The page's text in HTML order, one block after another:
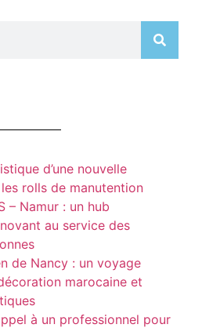
d’une nouvelle
rolls de manutention
– Namur : un hub
au service des
de Nancy : un voyage
marocaine et
à un professionnel pour